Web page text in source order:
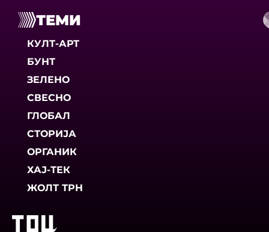
ТЕМИ
КУЛТ-АРТ
БУНТ
ЗЕЛЕНО
СВЕСНО
ГЛОБАЛ
СТОРИЈА
ОРГАНИК
ХАЈ-ТЕК
ЖОЛТ ТРН